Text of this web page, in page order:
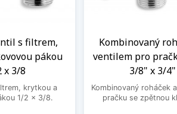
s filtrem,
pákou
x 3/8
krytkou a
1/2 x 3/8.
Kombinovaný
ventilem pro
3/8" x 3/4"
Kombinovaný roháček
pračku se zpětnou